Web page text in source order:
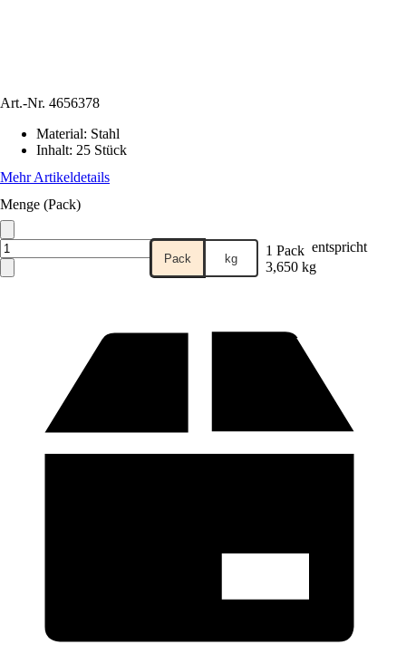
Art.-Nr. 4656378
Material: Stahl
Inhalt: 25 Stück
Mehr Artikeldetails
Menge (Pack)
Pack kg 1 Pack entspricht
3,650 kg